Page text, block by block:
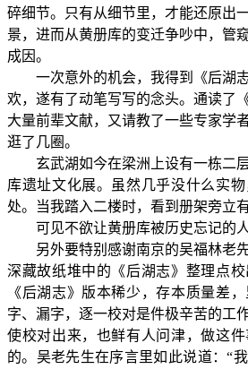
碎细节。只有从细节里，才能还原出
景，进而从黄册库的变迁争吵中，管
成因。
一次意外的机会，我得到《后湖
欢，遂有了动笔写写的念头。通读了
大量前辈文献，又请教了一些专家学
逛了几圈。
玄武湖如今在梁洲上设有一栋二
库遗址文化展。虽然几乎没什么实
处。当我踏入二楼时，看到册架旁立
可见不欲让黄册库被历史忘记的
另外要特别感谢南京的吴福林老
深藏故纸堆中的《后湖志》整理点校
《后湖志》版本稀少，存本质量差
字、漏字，逐一校对是件极辛苦的工
使校对出来，也鲜有人问津，做这
的。吴老先生在序言里如此说道：“